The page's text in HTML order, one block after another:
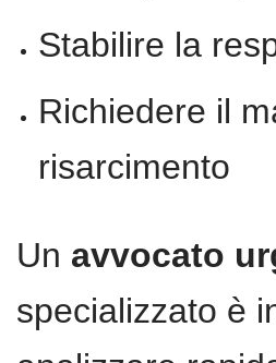
Stabilire la
Richiedere il
risarcimento
Un avvocato
specializzato è